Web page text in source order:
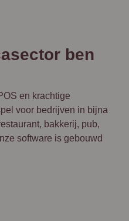
ben
en krachtige
voor bedrijven in bijna
bakkerij, pub,
software is gebouwd